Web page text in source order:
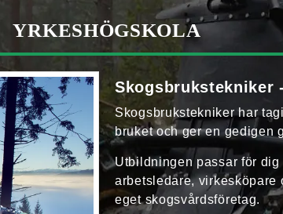
YRKESHÖG­SKOLA
Skogsbruk­stekniker
Skogsbrukstekniker har
bruket och ger en gedigen
Utbildningen passar för
arbets­ledare, virkes­köpare
eget skogsvårdsföretag.